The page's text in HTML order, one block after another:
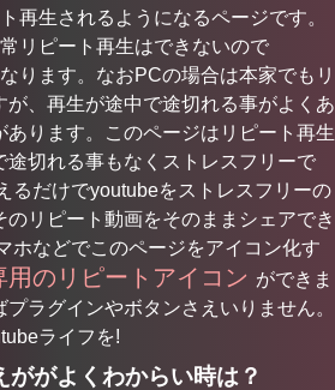
再生されるようになるページです。
リピート再生はできないので
ります。なおPCの場合は本家でもリ
が、再生が途中で途切れる事がよくあ
あります。このページはリピート再生
途切れる事もなくストレスフリーで
るだけでyoutubeをストレスフリーの
のリピート動画をそのままシェアでき
ホなどでこのページをアイコン化す
のリピートアイコン ができま
ラグインやボタンさえいりません。
ライフを!
ががよくわからい時は？